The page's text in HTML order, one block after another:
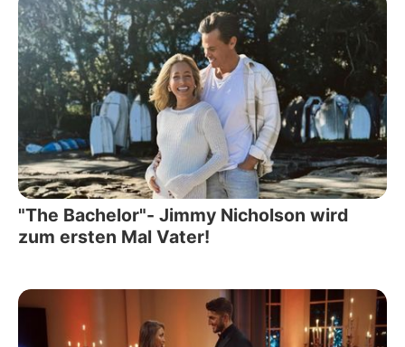
"The Bachelor"- Jimmy Nicholson wird
zum ersten Mal Vater!